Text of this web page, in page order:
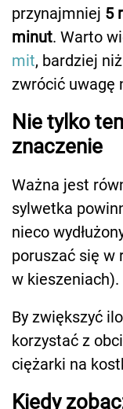
przynajmniej 5
minut. Warto
mit, bardziej
zwrócić uwagę
Nie tylko
znaczenie
Ważna jest
sylwetka
nieco
poruszać się w
w kieszeniach).
By zwiększyć
korzystać z
ciężarki na
Kiedy